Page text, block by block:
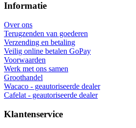
Informatie
Over ons
Terugzenden van goederen
Verzending en betaling
Veilig online betalen GoPay
Voorwaarden
Werk met ons samen
Groothandel
Wacaco - geautoriseerde dealer
Cafelat - geautoriseerde dealer
Klantenservice